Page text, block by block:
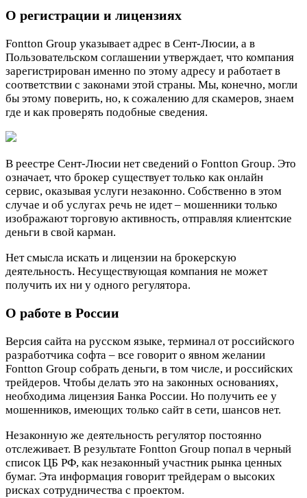
О регистрации и лицензиях
Fontton Group указывает адрес в Сент-Люсии, а в
Пользовательском соглашении утверждает, что компания
зарегистрирован именно по этому адресу и работает в
соответствии с законами этой страны. Мы, конечно, могли
бы этому поверить, но, к сожалению для скамеров, знаем
где и как проверять подобные сведения.
В реестре Сент-Люсии нет сведений о Fontton Group. Это
означает, что брокер существует только как онлайн
сервис, оказывая услуги незаконно. Собственно в этом
случае и об услугах речь не идет – мошенники только
изображают торговую активность, отправляя клиентские
деньги в свой карман.
Нет смысла искать и лицензии на брокерскую
деятельность. Несуществующая компания не может
получить их ни у одного регулятора.
О работе в России
Версия сайта на русском языке, терминал от российского
разработчика софта – все говорит о явном желании
Fontton Group собрать деньги, в том числе, и российских
трейдеров. Чтобы делать это на законных основаниях,
необходима лицензия Банка России. Но получить ее у
мошенников, имеющих только сайт в сети, шансов нет.
Незаконную же деятельность регулятор постоянно
отслеживает. В результате Fontton Group попал в черный
список ЦБ РФ, как незаконный участник рынка ценных
бумаг. Эта информация говорит трейдерам о высоких
рисках сотрудничества с проектом.